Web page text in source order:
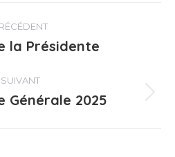
Article
:
la Présidente
SUIVANT
Article
Générale 2025